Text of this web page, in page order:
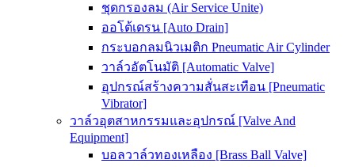
ชุดกรองลม (Air Service Unite)
ออโต้เดรน [Auto Drain]
กระบอกลมนิวเมติก Pneumatic Air Cylinder
วาล์วอัตโนมัติ [Automatic Valve]
อุปกรณ์สร้างความสั่นสะเทือน [Pneumatic
Vibrator]
วาล์วอุตสาหกรรมและอุปกรณ์ [Valve And
Equipment]
บอลวาล์วทองเหลือง [Brass Ball Valve]